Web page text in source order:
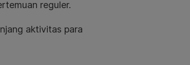
reguler.
aktivitas para